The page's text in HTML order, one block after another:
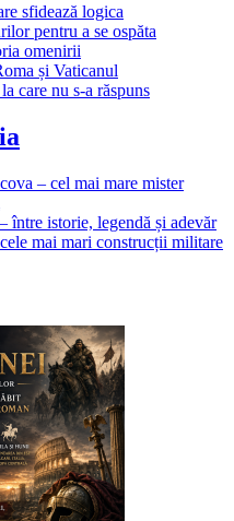
sfidează logica
pentru a se ospăta
omenirii
și Vaticanul
care nu s-a răspuns
– cel mai mare mister
între istorie, legendă și adevăr
mai mari construcții militare